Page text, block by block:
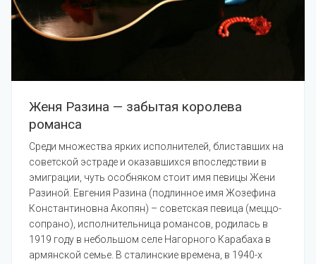
Женя Разина — забытая королева
романса
Среди множества ярких исполнителей, блиставших на
советской эстраде и оказавшихся впоследствии в
эмиграции, чуть особняком стоит имя певицы Жени
Разиной. Евгения Разина (подлинное имя Жозефина
Константиновна Акопян) – советская певица (меццо-
сопрано), исполнительница романсов, родилась в
1919 году в небольшом селе Нагорного Карабаха в
армянской семье. В сталинские времена, в 1940-х